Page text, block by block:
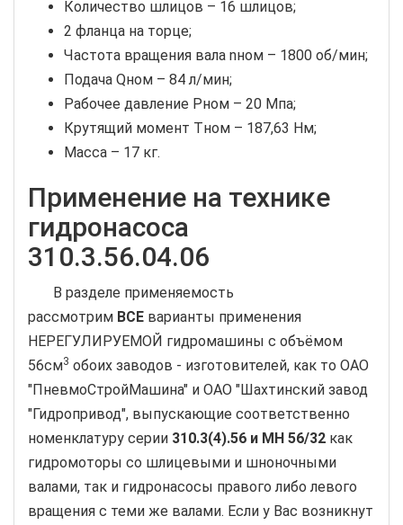
Количество шлицов – 16 шлицов;
2 фланца на торце;
Частота вращения вала nном – 1800 об/мин;
Подача Qном – 84 л/мин;
Рабочее давление Pном – 20 Мпа;
Крутящий момент Tном – 187,63 Нм;
Масса – 17 кг.
Применение на технике
гидронасоса
310.3.56.04.06
В разделе применяемость
рассмотрим ВСЕ варианты применения
НЕРЕГУЛИРУЕМОЙ гидромашины с объёмом
56см3 обоих заводов - изготовителей, как то ОАО
"ПневмоСтройМашина" и ОАО "Шахтинский завод
"Гидропривод", выпускающие соответственно
номенклатуру серии 310.3(4).56 и МН 56/32 как
гидромоторы со шлицевыми и шноночными
валами, так и гидронасосы правого либо левого
вращения с теми же валами. Если у Вас возникнут